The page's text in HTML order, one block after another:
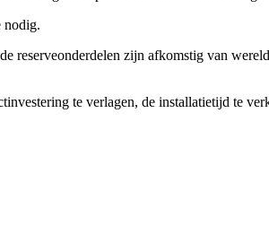
nodig.
reserveonderdelen zijn afkomstig van
te verlagen, de installatietijd te